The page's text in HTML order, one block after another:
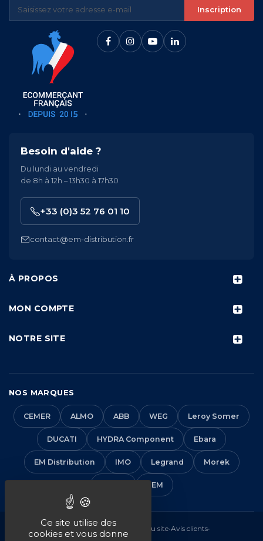
Inscription
À PROPOS
MON COMPTE
NOTRE SITE
Besoin d'aide ?
Du lundi au vendredi
de 8h à 12h – 13h30 à 17h30
+33 (0)3 52 76 01 10
contact@em-distribution.fr
NOS MARQUES
CEMER ALMO ABB WEG Leroy Somer
DUCATI HYDRA Component Ebara
EM Distribution IMO Legrand Morek
VEM
Mentions légales•CGV Plan du site•Avis clients•
Ce site utilise des
cookies et vous donne